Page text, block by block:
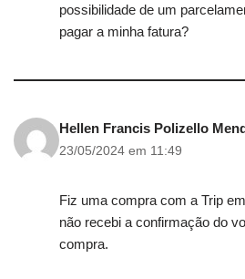
possibilidade de um
pagar a minha fatura?
Hellen Francis Polizello
23/05/2024 em 11:49
Fiz uma compra com a Trip
não recebi a confirmação do
compra.